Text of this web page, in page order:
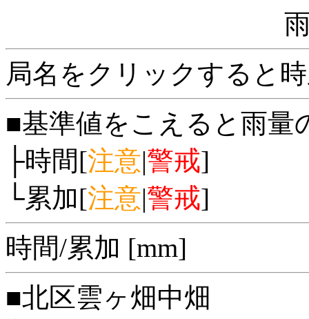
局名をクリックすると
■基準値をこえると雨量
├時間[注意|警戒]
└累加[注意|警戒]
時間/累加 [mm]
■北区雲ヶ畑中畑